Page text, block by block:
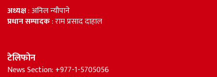
अध्यक्ष: अनिल न्यौपाने
प्रधान सम्पादक: राम प्रसाद दाहाल
टेलिफोन
News Section: +977-1-5705056